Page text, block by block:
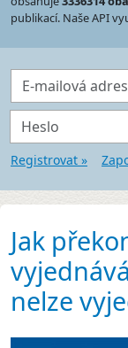
publikací. Naše API
E-mailová adresa
Heslo
Registrovat »
Jak
nelze